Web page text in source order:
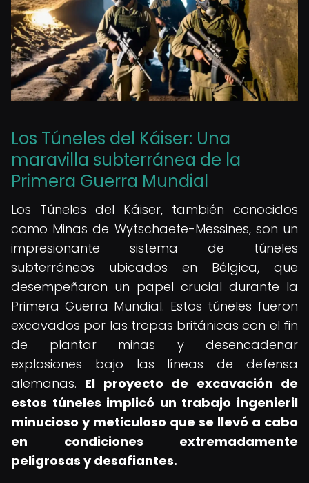
Los Túneles del Káiser: Una
maravilla subterránea de la
Primera Guerra Mundial
Los Túneles del Káiser, también conocidos
como Minas de Wytschaete-Messines, son un
impresionante sistema de túneles
subterráneos ubicados en Bélgica, que
desempeñaron un papel crucial durante la
Primera Guerra Mundial. Estos túneles fueron
excavados por las tropas británicas con el fin
de plantar minas y desencadenar
explosiones bajo las líneas de defensa
alemanas. El proyecto de excavación de
estos túneles implicó un trabajo ingenieril
minucioso y meticuloso que se llevó a cabo
en condiciones extremadamente
peligrosas y desafiantes.